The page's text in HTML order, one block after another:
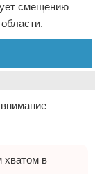
смещению
хватом в